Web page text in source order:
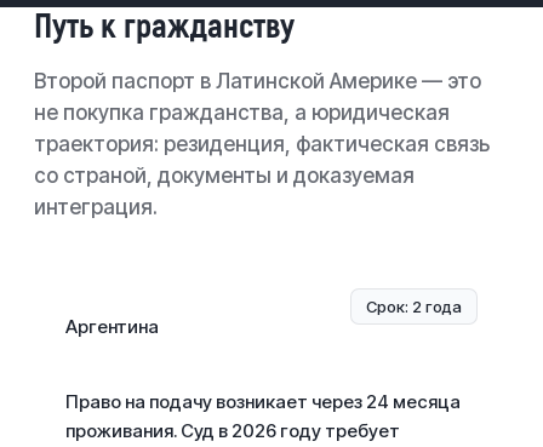
Путь к гражданству
Второй паспорт в Латинской Америке — это
не покупка гражданства, а юридическая
траектория: резиденция, фактическая связь
со страной, документы и доказуемая
интеграция.
Аргентина
Срок: 2 года
Право на подачу возникает через 24 месяца
проживания. Суд в 2026 году требует